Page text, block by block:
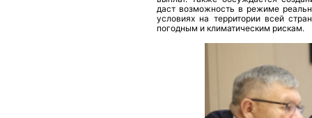
даст возможность в режиме
условиях на территории всей
погодным и климатическим рискам.